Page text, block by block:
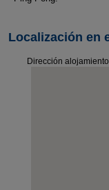
Localización en
Dirección